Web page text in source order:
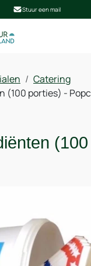
Stuur een mail
Catering
(100 porties) -